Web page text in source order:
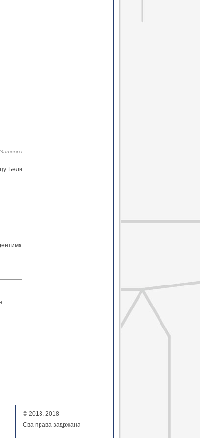
кроз
који
за
Затвори
Бели
Затвори
© 2013, 2018
Сва права задржана